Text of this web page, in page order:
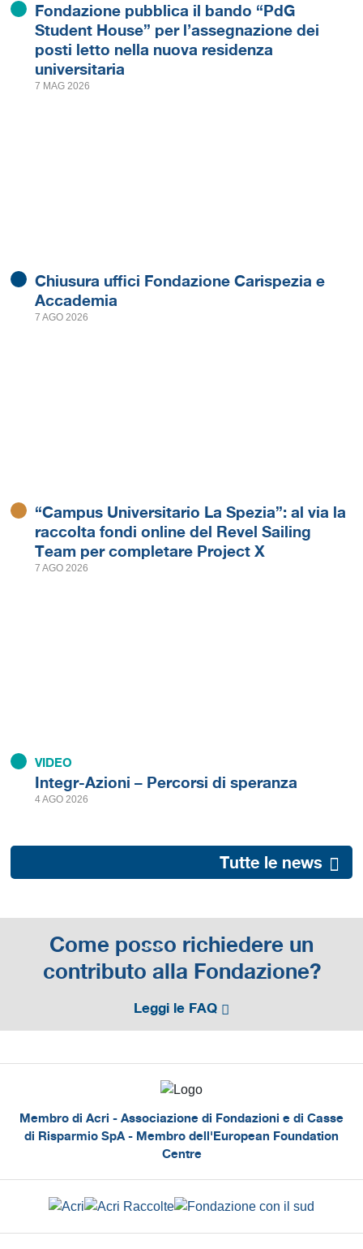
Fondazione pubblica il bando “PdG
Student House” per l’assegnazione dei
posti letto nella nuova residenza
universitaria
7 MAG 2026
Chiusura uffici Fondazione Carispezia e
Accademia
7 AGO 2026
“Campus Universitario La Spezia”: al via la
raccolta fondi online del Revel Sailing
Team per completare Project X
7 AGO 2026
VIDEO
Integr-Azioni – Percorsi di speranza
4 AGO 2026
Tutte le news
Come posso richiedere un
contributo alla Fondazione?
Leggi le FAQ
Membro di Acri - Associazione di Fondazioni e di Casse
di Risparmio SpA - Membro dell'European Foundation
Centre